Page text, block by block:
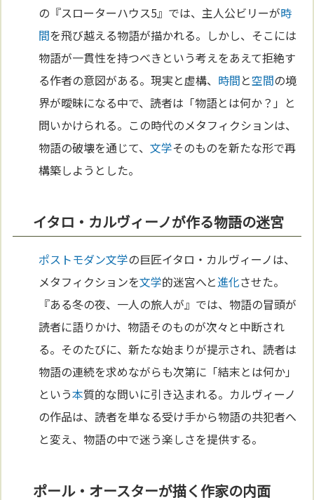
の『スローターハウス5』では、主人公ビリーが時
間を飛び越える物語が描かれる。しかし、そこには
物語が一貫性を持つべきという考えをあえて拒絶す
る作者の意図がある。現実と虚構、 時間と空間の境
界が曖昧になる中で、読者は「物語とは何か？」と
問いかけられる。この時代のメタフィクションは、
物語の破壊を通じて、文学そのものを新たな形で再
構築しようとした。
イタロ・カルヴィーノが作る物語の迷宮
ポストモダン文学の巨匠イタロ・カルヴィーノは、
メタフィクションを文学的迷宮へと進化させた。
『ある冬の夜、一人の旅人が』では、物語の冒頭が
読者に語りかけ、物語そのものが次々と中断され
る。そのたびに、新たな始まりが提示され、読者は
物語の連続を求めながらも次第に「結末とは何か」
という本質的な問いに引き込まれる。カルヴィーノ
の作品は、読者を単なる受け手から物語の共犯者へ
と変え、物語の中で迷う楽しさを提供する。
ポール・オースターが描く作家の内面